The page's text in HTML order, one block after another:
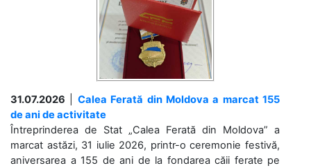
31.07.2026
Calea Ferată din Moldova a marcat 155
de ani de activitate
Întreprinderea de Stat „Calea Ferată din Moldova” a
marcat astăzi, 31 iulie 2026, printr-o ceremonie festivă,
aniversarea a 155 de ani de la fondarea căii ferate pe